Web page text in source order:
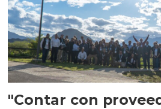
"Contar con